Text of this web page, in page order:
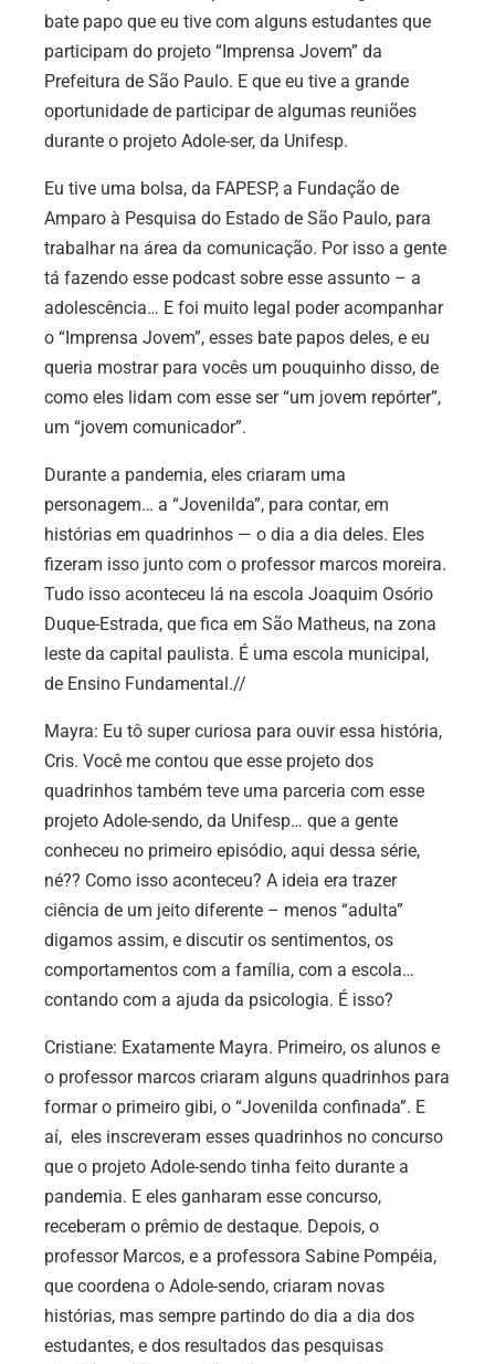
bate papo que eu tive com alguns estudantes que
participam do projeto “Imprensa Jovem” da
Prefeitura de São Paulo. E que eu tive a grande
oportunidade de participar de algumas reuniões
durante o projeto Adole-ser, da Unifesp.
Eu tive uma bolsa, da FAPESP, a Fundação de
Amparo à Pesquisa do Estado de São Paulo, para
trabalhar na área da comunicação. Por isso a gente
tá fazendo esse podcast sobre esse assunto – a
adolescência… E foi muito legal poder acompanhar
o “Imprensa Jovem”, esses bate papos deles, e eu
queria mostrar para vocês um pouquinho disso, de
como eles lidam com esse ser “um jovem repórter”,
um “jovem comunicador”.
Durante a pandemia, eles criaram uma
personagem… a “Jovenilda”, para contar, em
histórias em quadrinhos — o dia a dia deles. Eles
fizeram isso junto com o professor marcos moreira.
Tudo isso aconteceu lá na escola Joaquim Osório
Duque-Estrada, que fica em São Matheus, na zona
leste da capital paulista. É uma escola municipal,
de Ensino Fundamental.//
Mayra: Eu tô super curiosa para ouvir essa história,
Cris. Você me contou que esse projeto dos
quadrinhos também teve uma parceria com esse
projeto Adole-sendo, da Unifesp… que a gente
conheceu no primeiro episódio, aqui dessa série,
né?? Como isso aconteceu? A ideia era trazer
ciência de um jeito diferente – menos “adulta”
digamos assim, e discutir os sentimentos, os
comportamentos com a família, com a escola…
contando com a ajuda da psicologia. É isso?
Cristiane: Exatamente Mayra. Primeiro, os alunos e
o professor marcos criaram alguns quadrinhos para
formar o primeiro gibi, o “Jovenilda confinada”. E
aí, eles inscreveram esses quadrinhos no concurso
que o projeto Adole-sendo tinha feito durante a
pandemia. E eles ganharam esse concurso,
receberam o prêmio de destaque. Depois, o
professor Marcos, e a professora Sabine Pompéia,
que coordena o Adole-sendo, criaram novas
histórias, mas sempre partindo do dia a dia dos
estudantes, e dos resultados das pesquisas